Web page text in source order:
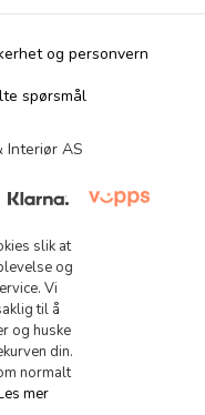
og personvern
spørsmål
Interiør AS
slik at
og
Vi
til å
og huske
din.
normalt
mer